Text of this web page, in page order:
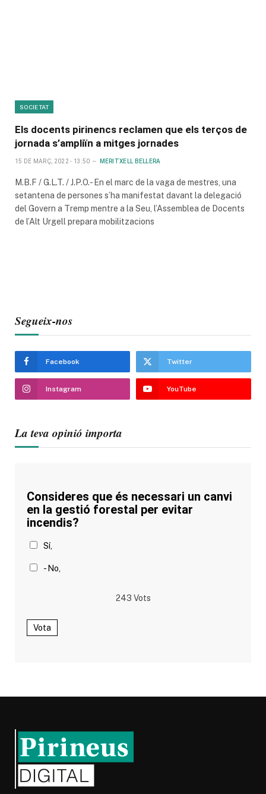
SOCIETAT
Els docents pirinencs reclamen que els terços de
jornada s’ampliïn a mitges jornades
15 DE MARÇ, 2022 - 13:50 MERITXELL BELLERA
M.B.F / G.L.T. / J.P.O.- En el marc de la vaga de mestres, una
setantena de persones s’ha manifestat davant la delegació
del Govern a Tremp mentre a la Seu, l’Assemblea de Docents
de l’Alt Urgell prepara mobilitzacions
Segueix-nos
Facebook Twitter
Instagram YouTube
La teva opinió importa
Consideres que és necessari un canvi
en la gestió forestal per evitar
incendis?
Sí,
- No,
243 Vots
Vota